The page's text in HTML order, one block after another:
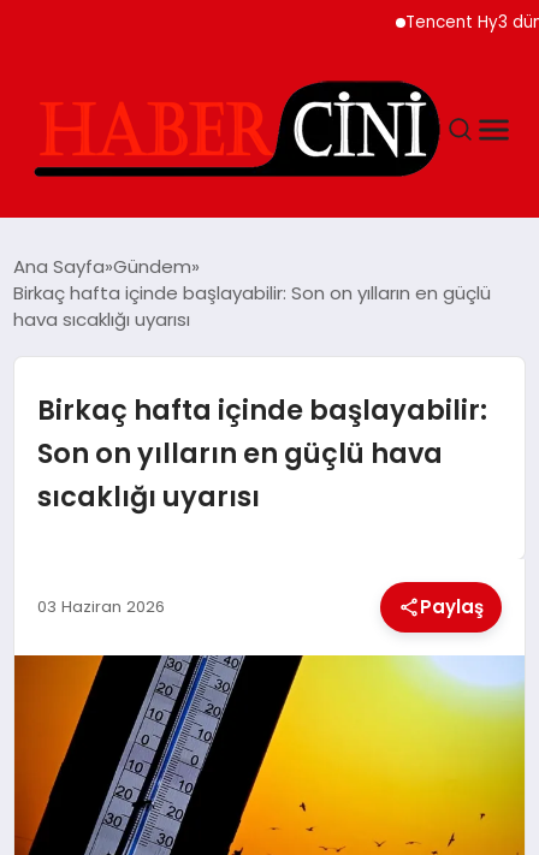
Tencent Hy3 dünya
YAŞAM
GÜNCEL
TEKNOLOJI
GENEL
EKONOMI
YEREL HABERLER
GÜNDEM
Ana Sayfa Gündem
Birkaç hafta içinde başlayabilir: Son on yılların en güçlü
hava sıcaklığı uyarısı
Birkaç hafta içinde başlayabilir:
Son on yılların en güçlü hava
sıcaklığı uyarısı
03 Haziran 2026 Paylaş